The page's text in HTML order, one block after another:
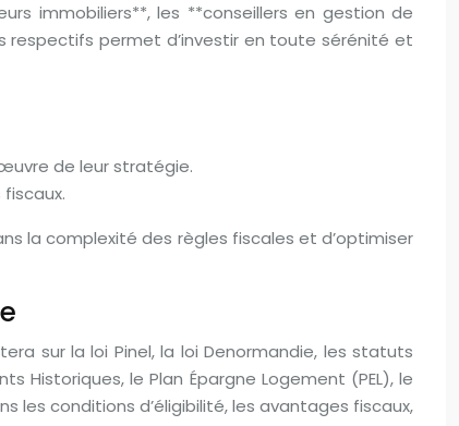
immobiliers**, les **conseillers en gestion de
respectifs permet d’investir en toute sérénité et
de leur stratégie.
la complexité des règles fiscales et d’optimiser
sur la loi Pinel, la loi Denormandie, les statuts
Historiques, le Plan Épargne Logement (PEL), le
les conditions d’éligibilité, les avantages fiscaux,